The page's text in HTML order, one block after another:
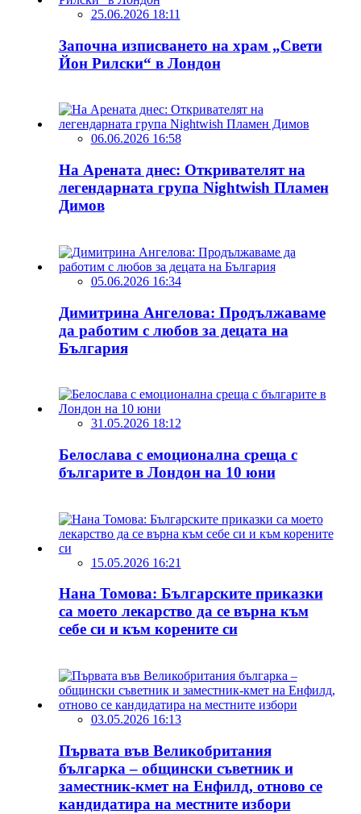
25.06.2026 18:11
Започна изписването на храм „Свети
Йон Рилски“ в Лондон
06.06.2026 16:58
На Арената днес: Откривателят на
легендарната група Nightwish Пламен
Димов
05.06.2026 16:34
Димитрина Ангелова: Продължаваме
да работим с любов за децата на
България
31.05.2026 18:12
Белослава с емоционална среща с
българите в Лондон на 10 юни
15.05.2026 16:21
Нана Томова: Българските приказки
са моето лекарство да се върна към
себе си и към корените си
03.05.2026 16:13
Първата във Великобритания
българка – общински съветник и
заместник-кмет на Енфилд, отново се
кандидатира на местните избори